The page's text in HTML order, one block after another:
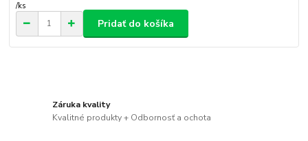
/ks
Pridať do košíka
Záruka kvality
Kvalitné produkty + Odbornosť a ochota